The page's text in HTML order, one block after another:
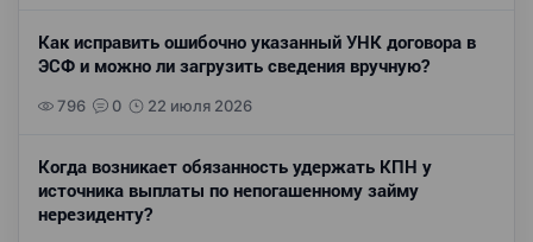
Как исправить ошибочно указанный УНК договора в
ЭСФ и можно ли загрузить сведения вручную?
796 0 22 июля 2026
Когда возникает обязанность удержать КПН у
источника выплаты по непогашенному займу
нерезиденту?